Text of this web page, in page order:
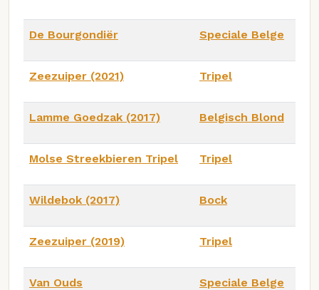
De Bourgondiër Speciale Belge
Zeezuiper (2021) Tripel
Lamme Goedzak (2017) Belgisch Blond
Molse Streekbieren Tripel Tripel
Wildebok (2017) Bock
Zeezuiper (2019) Tripel
Van Ouds Speciale Belge